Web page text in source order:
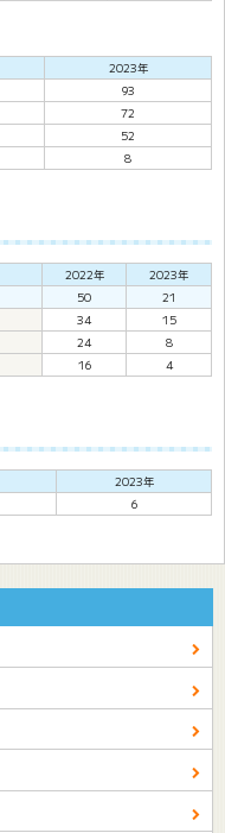
2023年
93
72
52
8
2022年
2023年
50
21
34
15
24
8
16 4
2023年
6